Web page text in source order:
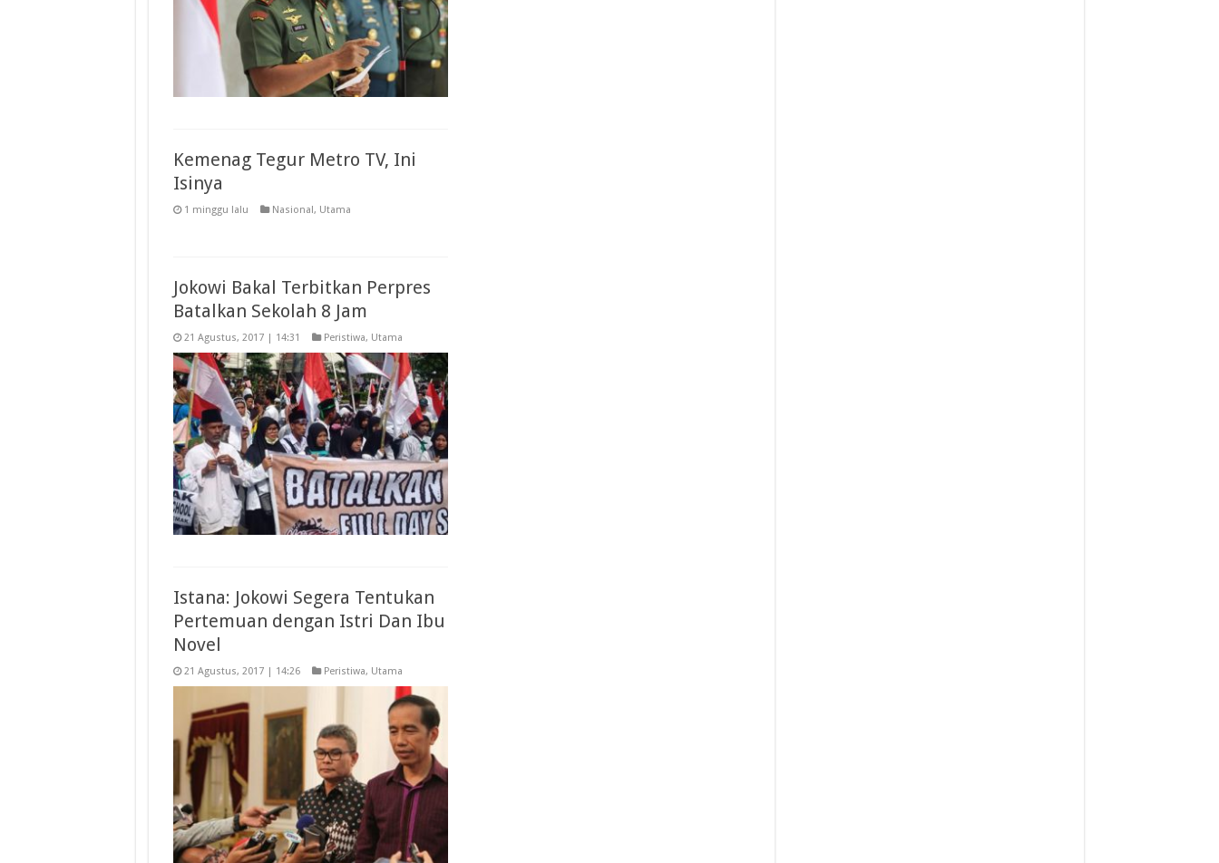
Kemenag Tegur Metro TV, Ini
Isinya
1 minggu lalu Nasional, Utama
Jokowi Bakal Terbitkan Perpres
Batalkan Sekolah 8 Jam
21 Agustus, 2017 | 14:31 Peristiwa, Utama
Istana: Jokowi Segera Tentukan
Pertemuan dengan Istri Dan Ibu
Novel
21 Agustus, 2017 | 14:26 Peristiwa, Utama